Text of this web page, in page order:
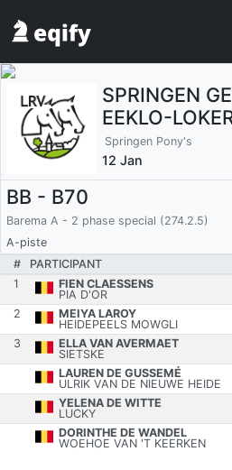
SPRINGEN
EEKLO-
Springen Pony's
12 Jan
BB - B70
Barema A - 2 phase special (274.2.5)
A-piste
#
PARTICIPANT
1
FIEN CLAESSENS
PIA D'OR
2
MEIYA LAROY
HEIDEPEELS MOWGLI
3
ELLA VAN AVERMAET
SIETSKE
LAUREN DE GUSSEMÉ
ULRIK VAN DE NIEUWE HEIDE
YELENA DE WITTE
LUCKY
DORINTHE DE WANDEL
WOEHOE VAN 'T KEERKEN